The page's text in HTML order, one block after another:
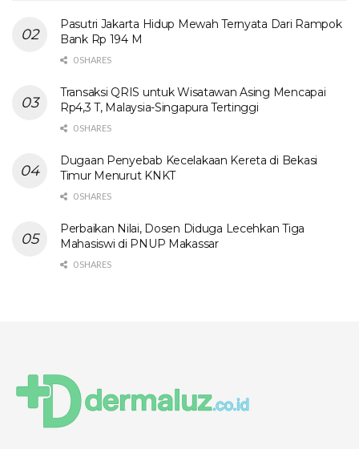
Pasutri Jakarta Hidup Mewah Ternyata Dari Rampok
Bank Rp 194 M
0 SHARES
Transaksi QRIS untuk Wisatawan Asing Mencapai
Rp4,3 T, Malaysia-Singapura Tertinggi
0 SHARES
Dugaan Penyebab Kecelakaan Kereta di Bekasi
Timur Menurut KNKT
0 SHARES
Perbaikan Nilai, Dosen Diduga Lecehkan Tiga
Mahasiswi di PNUP Makassar
0 SHARES